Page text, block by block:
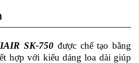
SK-750 được chế tạo bằng
hợp với kiểu dáng loa dài giúp